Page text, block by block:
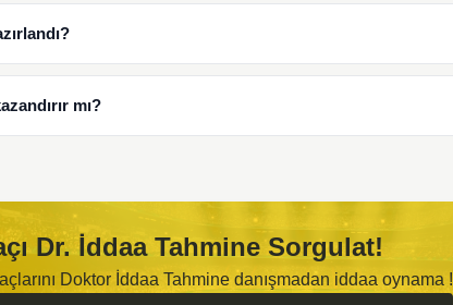
mı?
Dr. İddaa Tahmine Sorgulat!
Doktor İddaa Tahmine danışmadan iddaa oynama !